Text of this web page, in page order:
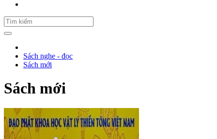
Sách nghe - đọc
Sách mới
Sách mới